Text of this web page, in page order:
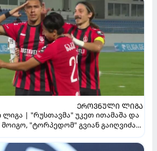
ᲔᲠᲝᲕᲜᲣᲚᲘ ᲚᲘᲒᲐ
ლიგა | "რუსთავმა" უკეთ ითამაშა და
"ტორპედომ" გვიან გაიღვიძა...